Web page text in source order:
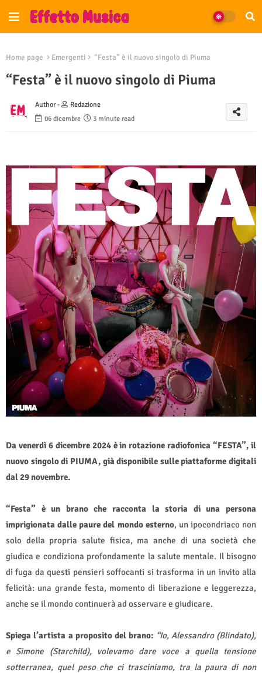
Home page Emergenti “Festa” è il nuovo singolo di Piuma
“Festa” è il nuovo singolo di Piuma
Author -
Redazione
06 dicembre
3 minute read
Da venerdì 6 dicembre 2024 è in rotazione radiofonica “FESTA”, il
nuovo singolo di PIUMA, già disponibile sulle piattaforme digitali
dal 29 novembre.
“Festa” è un brano che racconta la storia di una persona
imprigionata dalle paure del mondo esterno, un ipocondriaco non
solo della propria salute fisica, ma anche di una società che
giudica e condiziona profondamente la salute mentale. Il bisogno
di fuga da questi pensieri soffocanti si trasforma in un invito alla
felicità: una grande festa, momento di liberazione e leggerezza,
anche se il mondo continuerà ad osservare e giudicare.
Spiega l’artista a proposito del brano: “Io, Alessandro (Blindato),
e Simone (Starchild), volevamo dare voce a quella tensione
sotterranea, quel peso che ci trasciniamo, tra la paura di non